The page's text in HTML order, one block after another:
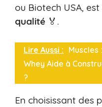
ou Biotech USA,
qualité 🏅.
Lire Aussi : Muscles
Whey Aide à
?
En choisissant des